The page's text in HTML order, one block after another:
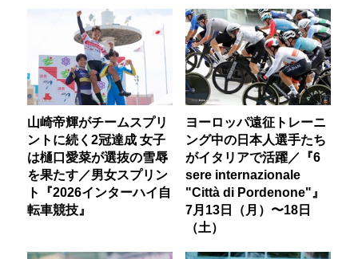
山崎帝輝がチームスプリ
ントに続く2冠達成 女子
は樋口愛菜が選抜の雪辱
を果たす／男女スプリン
ト『2026インターハイ自
転車競技』
ヨーロッパ遠征トレーニ
ング中の日本人選手たち
がイタリアで活躍／『6
sere internazionale
"Città di Pordenone"』
7月13日（月）〜18日
（土）